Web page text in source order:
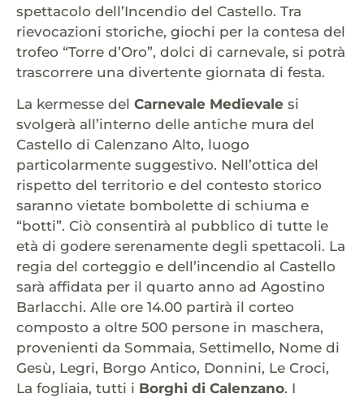
spettacolo dell’Incendio del Castello. Tra
rievocazioni storiche, giochi per la contesa del
trofeo “Torre d’Oro”, dolci di carnevale, si potrà
trascorrere una divertente giornata di festa.
La kermesse del Carnevale Medievale si
svolgerà all’interno delle antiche mura del
Castello di Calenzano Alto, luogo
particolarmente suggestivo. Nell’ottica del
rispetto del territorio e del contesto storico
saranno vietate bombolette di schiuma e
“botti”. Ciò consentirà al pubblico di tutte le
età di godere serenamente degli spettacoli. La
regia del corteggio e dell’incendio al Castello
sarà affidata per il quarto anno ad Agostino
Barlacchi. Alle ore 14.00 partirà il corteo
composto a oltre 500 persone in maschera,
provenienti da Sommaia, Settimello, Nome di
Gesù, Legri, Borgo Antico, Donnini, Le Croci,
La fogliaia, tutti i Borghi di Calenzano. I